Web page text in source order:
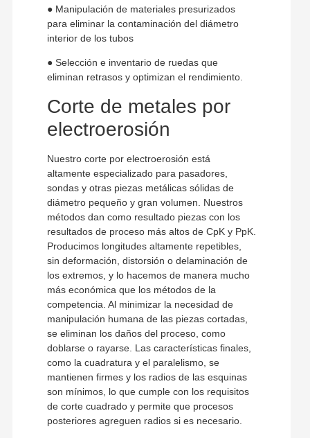
● Manipulación de materiales presurizados
para eliminar la contaminación del diámetro
interior de los tubos
● Selección e inventario de ruedas que
eliminan retrasos y optimizan el rendimiento.
Corte de metales por
electroerosión
Nuestro corte por electroerosión está
altamente especializado para pasadores,
sondas y otras piezas metálicas sólidas de
diámetro pequeño y gran volumen. Nuestros
métodos dan como resultado piezas con los
resultados de proceso más altos de CpK y PpK.
Producimos longitudes altamente repetibles,
sin deformación, distorsión o delaminación de
los extremos, y lo hacemos de manera mucho
más económica que los métodos de la
competencia. Al minimizar la necesidad de
manipulación humana de las piezas cortadas,
se eliminan los daños del proceso, como
doblarse o rayarse. Las características finales,
como la cuadratura y el paralelismo, se
mantienen firmes y los radios de las esquinas
son mínimos, lo que cumple con los requisitos
de corte cuadrado y permite que procesos
posteriores agreguen radios si es necesario.